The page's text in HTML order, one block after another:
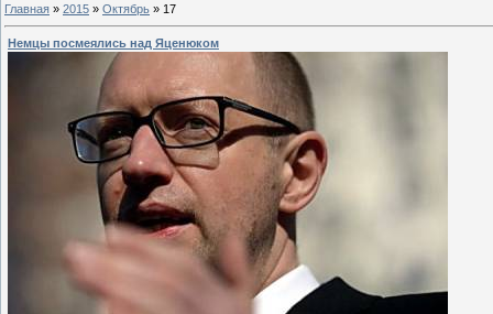
Главная » 2015 » Октябрь » 17
Немцы посмеялись над Яценюком